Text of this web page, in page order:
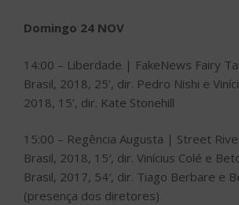
Domingo 24 NOV
14:00 – Liberdade | FakeNews Fairy
Brasil, 2018, 25’, dir. Pedro Nishi e
2018, 15’, dir. Kate Stonehill
15:00 – Regência Augusta | Street
Brasil, 2018, 15′, dir. Vinícius Colé e
Brasil, 2017, 54′, dir. Tiago Berbare e
(presença dos diretores)